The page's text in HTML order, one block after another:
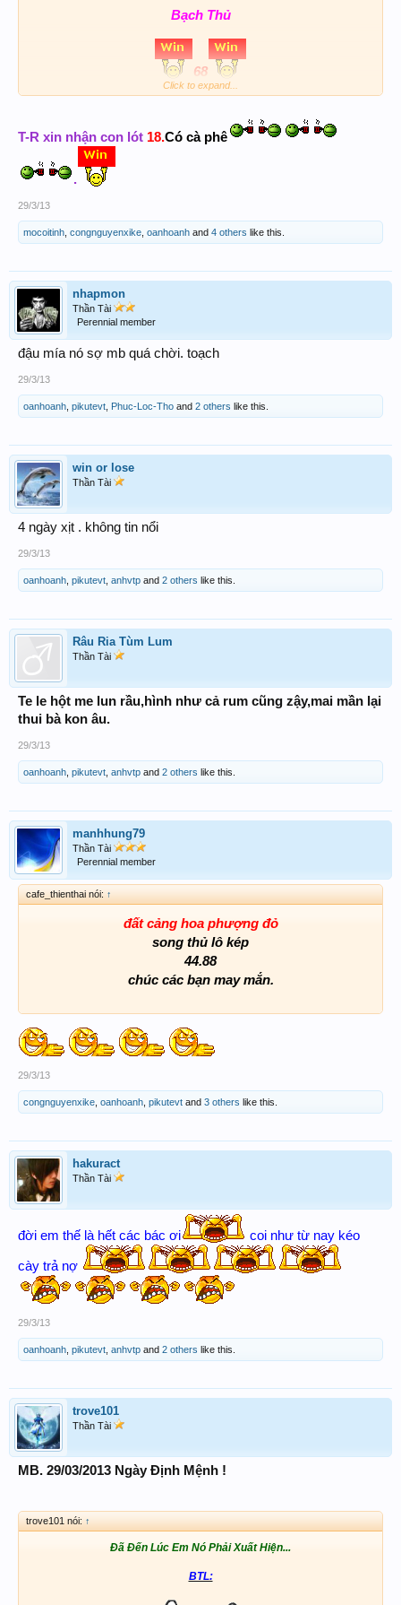
Bạch Thủ
68
18
!
Click to expand...
T-R xin nhận con lót 18.Có cà phê
.
29/3/13
mocoitinh congnguyenxike oanhoanh and 4 others like this.
nhapmon
Thần Tài
Perennial member
đậu mía nó sợ mb quá chời. toạch
29/3/13
oanhoanh pikutevt Phuc-Loc-Tho and 2 others like this.
win or lose
Thần Tài
4 ngày xịt . không tin nổi
29/3/13
oanhoanh pikutevt anhvtp and 2 others like this.
Râu Ria Tùm Lum
Thần Tài
Te le hột me lun rầu,hình như cả rum cũng zậy,mai mần lại
thui bà kon âu.
29/3/13
oanhoanh pikutevt anhvtp and 2 others like this.
manhhung79
Thần Tài
Perennial member
cafe_thienthai nói: ↑
đất cảng hoa phượng đỏ
song thủ lô kép
44.88
chúc các bạn may mắn.
29/3/13
congnguyenxike oanhoanh pikutevt and 3 others like this.
hakuract
Thần Tài
đời em thế là hết các bác ơi
coi như từ nay kéo
cày trả nợ
29/3/13
oanhoanh pikutevt anhvtp and 2 others like this.
trove101
Thần Tài
MB. 29/03/2013 Ngày Định Mệnh !
trove101 nói: ↑
Đã Đến Lúc Em Nó Phải Xuất Hiện...
BTL: